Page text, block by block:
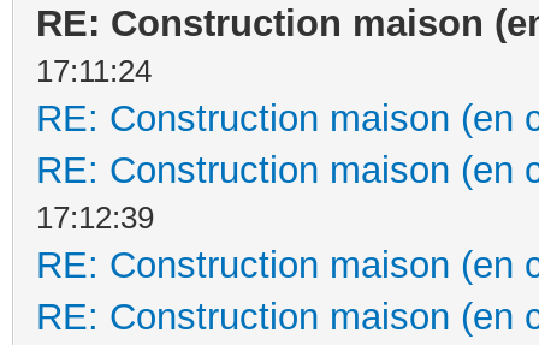
RE: Construction maison
17:11:24
RE: Construction maison (en
RE: Construction maison (en
17:12:39
RE: Construction maison (en
RE: Construction maison (en